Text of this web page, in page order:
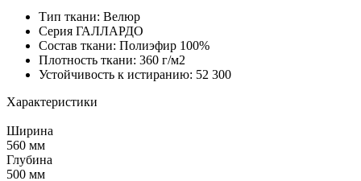
Тип ткани: Велюр
Серия ГАЛЛАРДО
Состав ткани: Полиэфир 100%
Плотность ткани: 360 г/м2
Устойчивость к истиранию: 52 300
Характеристики
Ширина
560 мм
Глубина
500 мм